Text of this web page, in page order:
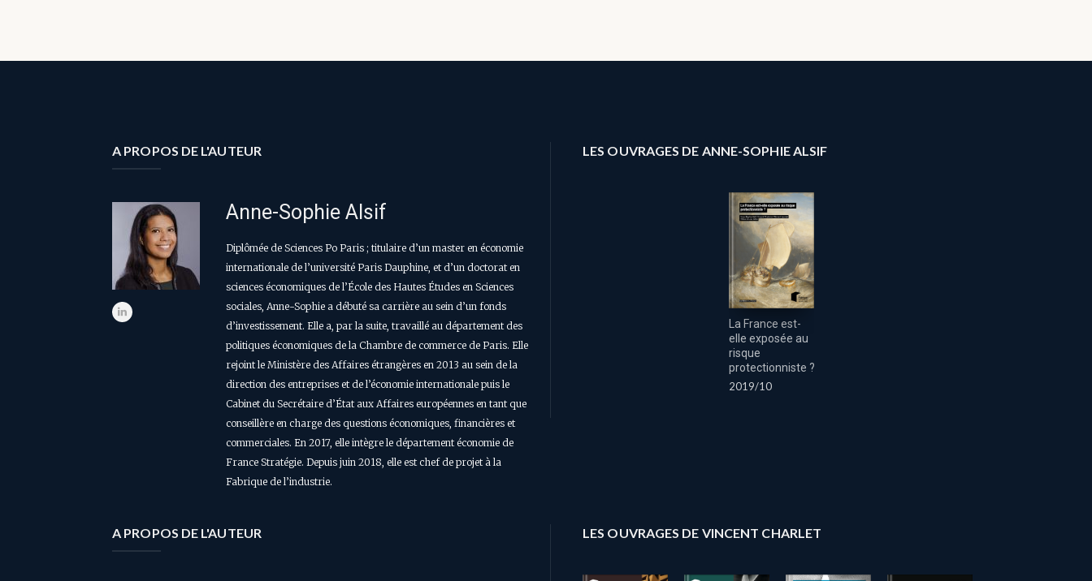
A PROPOS DE L'AUTEUR
Anne-Sophie Alsif
Diplômée de Sciences Po Paris ; titulaire d’un master en économie
internationale de l’université Paris Dauphine, et d’un doctorat en
sciences économiques de l’École des Hautes Études en Sciences
sociales, Anne-Sophie a débuté sa carrière au sein d’un fonds
d’investissement. Elle a, par la suite, travaillé au département des
politiques économiques de la Chambre de commerce de Paris. Elle
rejoint le Ministère des Affaires étrangères en 2013 au sein de la
direction des entreprises et de l’économie internationale puis le
Cabinet du Secrétaire d’État aux Affaires européennes en tant que
conseillère en charge des questions économiques, financières et
commerciales. En 2017, elle intègre le département économie de
France Stratégie. Depuis juin 2018, elle est chef de projet à la
Fabrique de l’industrie.
LES OUVRAGES DE ANNE-SOPHIE ALSIF
La France est-
elle exposée au
risque
protectionniste ?
2019/10
A PROPOS DE L'AUTEUR LES OUVRAGES DE VINCENT CHARLET